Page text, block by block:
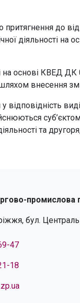
до
діяльності на
основі КВЕД
шляхом внесення
та
промислова
бул.
47
18